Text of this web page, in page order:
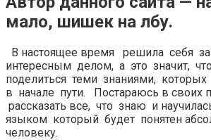
мало, шишек на лбу.
В настоящее время решила себя
интересным делом, а это значит,
поделиться теми знаниями,
в начале пути. Постараюсь в своих
рассказать все, что знаю и
языком который будет понятен
человеку.